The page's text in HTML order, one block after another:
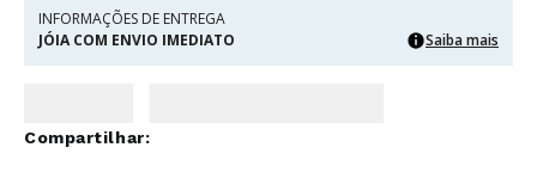
INFORMAÇÕES DE ENTREGA
JÓIA COM ENVIO IMEDIATO
Saiba mais